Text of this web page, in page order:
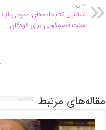
قبلی
استقبال کتابخانه‌های عمومی از
سنت قصه‌گویی برای کودکان
مقاله‌های مرتبط